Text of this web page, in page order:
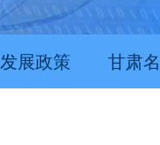
发展政策 甘肃